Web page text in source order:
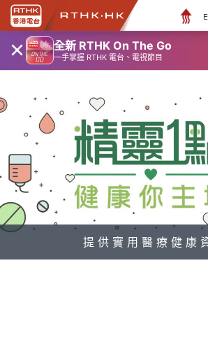
× 全新 RTHK On The Go
一手掌握 RTHK 電台、電視節目
提供實用醫療健康